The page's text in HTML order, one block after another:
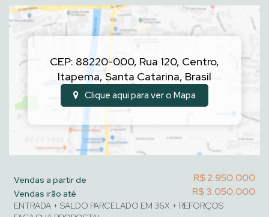
CEP: 88220-000, Rua 120, Centro,
Itapema,Santa Catarina, Brasil
Clique aqui para ver o Mapa
R$2.950.000
Vendas a partir de
R$3.050.000
Vendas irão até
ENTRADA + SALDO PARCELADO EM 36X + REFORÇOS